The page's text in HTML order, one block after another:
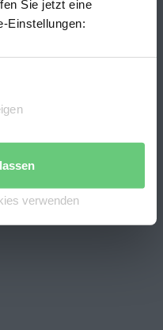
Sie jetzt eine
Einstellungen:
verwenden